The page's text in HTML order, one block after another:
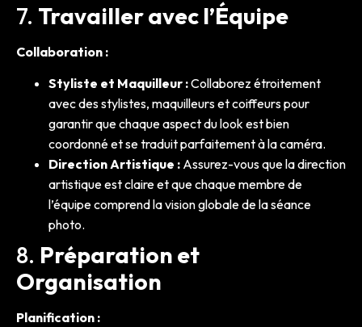
7. Travailler avec l’Équipe
Collaboration :
Styliste et Maquilleur :Collaborez étroitement
avec des stylistes, maquilleurs et coiffeurs pour
garantir que chaque aspect du look est bien
coordonné et se traduit parfaitement à la caméra.
Direction Artistique : Assurez-vous que la direction
artistique est claire et que chaque membre de
l’équipe comprend la vision globale de la séance
photo.
8. Préparation et
Organisation
Planification :